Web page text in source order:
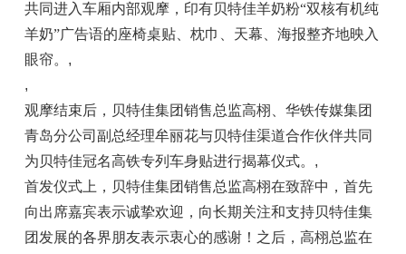
共同进入车厢内部观摩，印有贝特佳羊奶粉“双核有机纯
羊奶”广告语的座椅桌贴、枕巾、天幕、海报整齐地映入
眼帘。 ,
,
观摩结束后，贝特佳集团销售总监高栩、华铁传媒集团
青岛分公司副总经理牟丽花与贝特佳渠道合作伙伴共同
为贝特佳冠名高铁专列车身贴进行揭幕仪式。 ,
首发仪式上，贝特佳集团销售总监高栩在致辞中，首先
向出席嘉宾表示诚挚欢迎，向长期关注和支持贝特佳集
团发展的各界朋友表示衷心的感谢！之后，高栩总监在